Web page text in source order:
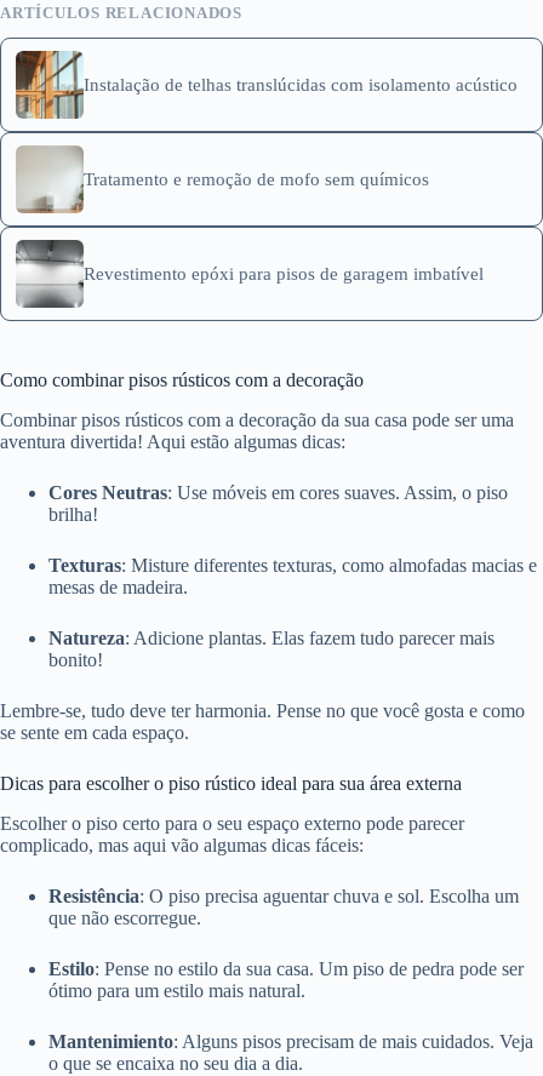
ARTÍCULOS RELACIONADOS
Instalação de telhas translúcidas com isolamento acústico
Tratamento e remoção de mofo sem químicos
Revestimento epóxi para pisos de garagem imbatível
Como combinar pisos rústicos com a decoração
Combinar pisos rústicos com a decoração da sua casa pode ser uma
aventura divertida! Aqui estão algumas dicas:
Cores Neutras: Use móveis em cores suaves. Assim, o piso
brilha!
Texturas: Misture diferentes texturas, como almofadas macias e
mesas de madeira.
Natureza: Adicione plantas. Elas fazem tudo parecer mais
bonito!
Lembre-se, tudo deve ter harmonia. Pense no que você gosta e como
se sente em cada espaço.
Dicas para escolher o piso rústico ideal para sua área externa
Escolher o piso certo para o seu espaço externo pode parecer
complicado, mas aqui vão algumas dicas fáceis:
Resistência: O piso precisa aguentar chuva e sol. Escolha um
que não escorregue.
Estilo: Pense no estilo da sua casa. Um piso de pedra pode ser
ótimo para um estilo mais natural.
Mantenimiento: Alguns pisos precisam de mais cuidados. Veja
o que se encaixa no seu dia a dia.